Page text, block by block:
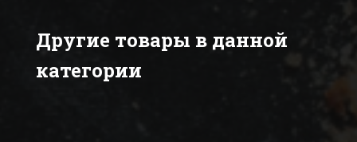
Другие товары в данной
категории